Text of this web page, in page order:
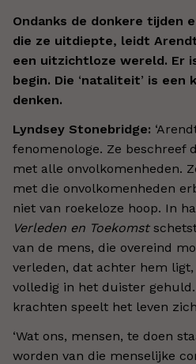
Ondanks de donkere tijden
die ze uitdiepte, leidt
een uitzichtloze wereld. Er
begin. Die ‘nataliteit’ is een
denken.
Lyndsey Stonebridge:
fenomenologe. Ze beschreef
met alle onvolkomenheden.
met die onvolkomenheden
niet van roekeloze hoop. In
Verleden en Toekomst
van de mens, die overeind
verleden, dat achter hem
volledig in het duister
krachten speelt het leven
‘Wat ons, mensen, te doen
worden van die menselijke